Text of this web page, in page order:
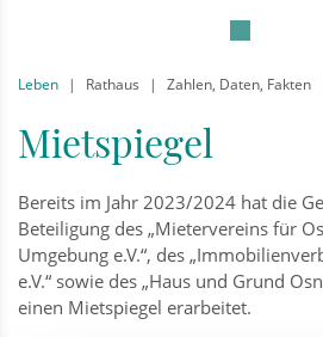
Leben Rathaus Zahlen, Daten, Fakten
Mietspiegel
Bereits im Jahr 2023/2024 hat die
Beteiligung des „Mietervereins für
Umgebung e.V.“, des
e.V.“ sowie des „Haus und Grund
einen Mietspiegel erarbeitet.